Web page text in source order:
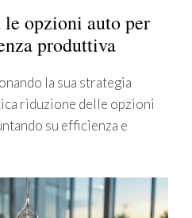
opzioni auto per
produttiva
la sua strategia
riduzione delle opzioni
su efficienza e